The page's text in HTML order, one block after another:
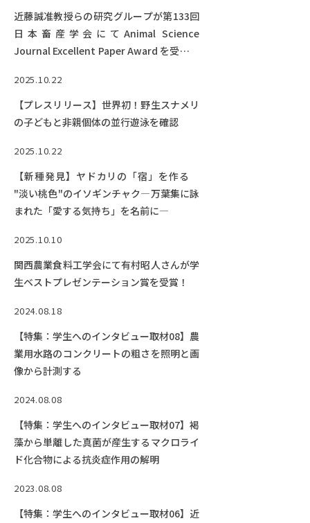
近藤誠准教授らの研究グループが第133回
日本畜産学会にてAnimal Science
Journal Excellent Paper Award を受賞し
2025.10.22
【プレスリリース】世界初！野生スナメリ
の子どもと非親個体の並行遊泳を確認
2025.10.22
【新種発見】ヤドカリの「宿」を作る
"淡い桃色"のイソギンチャク―万葉集に詠
まれた「愛する気持ち」を名前に―
2025.10.10
関西農業食料工学会にて有村昭人さんが学
生ベストプレゼンテーション賞を受賞！
2024.08.18
【特集：学生へのインタビュー取材08】農
業用水路のコンクリートの粗さを照明と画
像から計測する
2024.08.08
【特集：学生へのインタビュー取材07】褐
藻から単離した真菌が産生するマクロライ
ド化合物による抗炎症作用の解明
2023.08.08
【特集：学生へのインタビュー取材06】近